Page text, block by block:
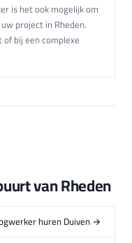
is het ook mogelijk om
project in Rheden.
bij een complexe
van Rheden
huren Duiven →